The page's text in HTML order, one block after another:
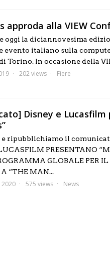
approda alla VIEW
oggi la diciannovesima
evento italiano sulla
Torino. In occasione della
202 views Fiere
Disney e Lucasfilm
e ripubblichiamo il
PRESENTANO
GLOBALE PER
A “THE MAN...
575 views News